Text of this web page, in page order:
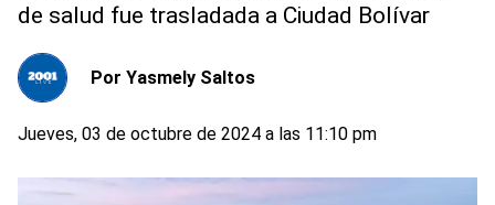
de salud fue trasladada a Ciudad Bolívar
Por Yasmely Saltos
Jueves, 03 de octubre de 2024 a las 11:10 pm